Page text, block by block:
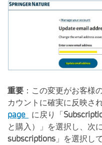
重要 ：この変更がお客様
カウントに確実に反映さ
page に戻り「
と購入）」を選択し、次
subscriptions 」を選択し